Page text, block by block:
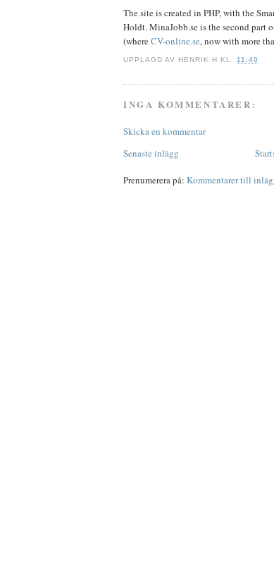
The site is created in PHP, with the
Holdt. MinaJobb.se is the second part
(whereCV-online.se, now with more
UPPLAGD AV HENRIK H KL. 11:40
INGA KOMMENTARER:
Skicka en kommentar
Senaste inlägg
Prenumerera på: Kommentarer till